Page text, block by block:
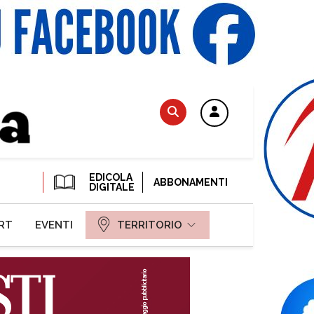
EDICOLA
DIGITALE
ABBONAMENTI
EVENTI TERRITORIO